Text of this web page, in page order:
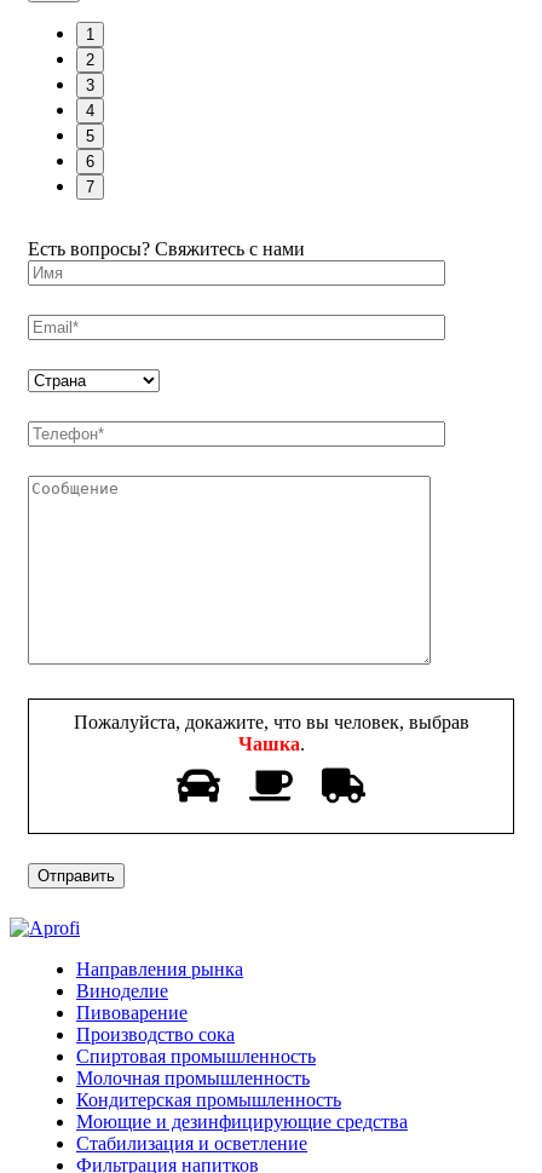
1
2
3
4
5
6
7
Есть вопросы? Свяжитесь с нами
Пожалуйста, докажите, что вы человек, выбрав
Чашка.
Направления рынка
Виноделие
Пивоварение
Производство сока
Спиртовая промышленность
Молочная промышленность
Кондитерская промышленность
Моющие и дезинфицирующие средства
Стабилизация и осветление
Фильтрация напитков